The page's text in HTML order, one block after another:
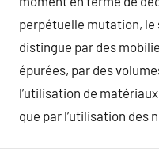
perpétuelle mutation,
distingue par des
épurées, par des
l’utilisation de
que par l’utilisation des